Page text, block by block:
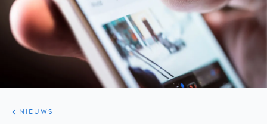
ARTIKELEN
HET
KORT
NIEUWS